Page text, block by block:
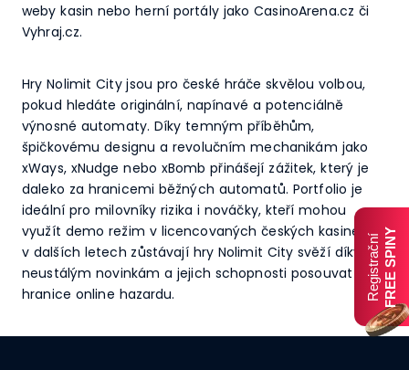
weby kasin nebo herní portály jako CasinoArena.cz či
Vyhraj.cz.
Hry Nolimit City jsou pro české hráče skvělou volbou,
pokud hledáte originální, napínavé a potenciálně
výnosné automaty. Díky temným příběhům,
špičkovému designu a revolučním mechanikám jako
xWays, xNudge nebo xBomb přinášejí zážitek, který je
daleko za hranicemi běžných automatů. Portfolio je
ideální pro milovníky rizika i nováčky, kteří mohou
využít demo režim v licencovaných českých kasinech. I
v dalších letech zůstávají hry Nolimit City svěží díky
neustálým novinkám a jejich schopnosti posouvat
hranice online hazardu.
RegistračníFREE SPINY